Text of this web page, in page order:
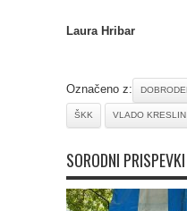
Laura Hribar
Označeno z:
ŠKK VLADO KRESLIN
SORODNI PRISPEVKI